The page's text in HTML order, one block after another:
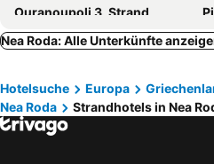
Vrasna, Strandhotels
Sikia, Strandhotels
Trikorfo, Strandhotels
Stratoni, Strandhotels
Ouranoupoli 3, Strand
Hiliadou, Strand
Nea Roda: Alle Unterkünfte
Hotelsuche Europa
Nea Roda
Strandhotels in Nea